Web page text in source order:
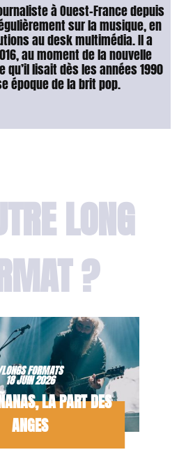
à Ouest-France depuis
sur la musique, en
au desk multimédia. Il a
au moment de la nouvelle
qu’il lisait dès les années 1990
époque de la brit pop.
LONG
?
FORMATS
18 JUIN 2026
LA PART DES
ANGES